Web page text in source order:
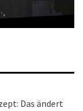
Das ändert